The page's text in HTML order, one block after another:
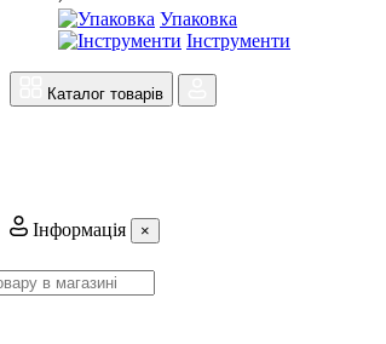
Упаковка
Інструменти
Каталог товарів
Інформація ×